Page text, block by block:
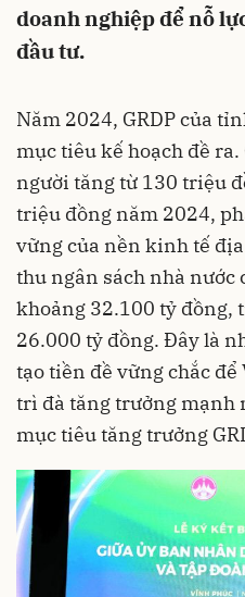
doanh nghiệp để nỗ
đầu tư.
Năm 2024, GRDP của
mục tiêu kế hoạch đề
người tăng từ 130 triệu
triệu đồng năm 2024,
vững của nền kinh tế
thu ngân sách nhà
khoảng 32.100 tỷ đồng,
26.000 tỷ đồng. Đây là
tạo tiền đề vững chắc
trì đà tăng trưởng mạnh
mục tiêu tăng trưởng